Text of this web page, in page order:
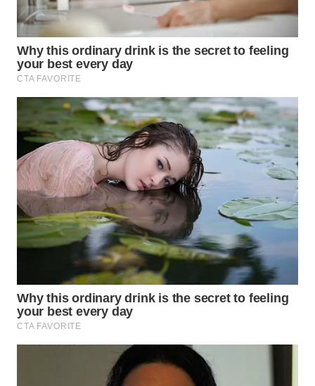
WN
SURABAYA
WN
NATUNA
WN
BINTAN
WN
MANDALIKA
WN
LIKUPANG
LABUANBAJO
WN
BORNEO